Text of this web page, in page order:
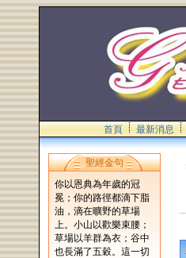
首頁 最新消息
聖經金句
你以恩典為年歲的冠
冕；你的路徑都滴下脂
油，滴在曠野的草場
上。小山以歡樂束腰；
草場以羊群為衣；谷中
也長滿了五穀。這一切